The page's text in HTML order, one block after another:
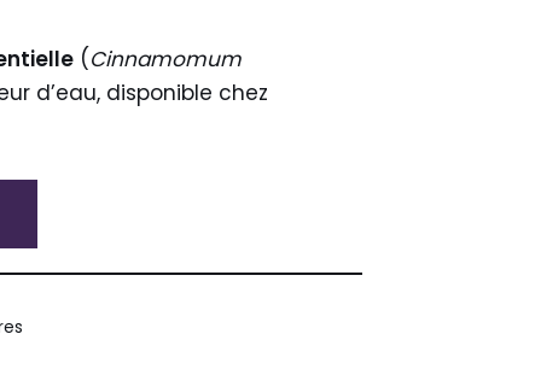
(Cinnamomum
d’eau, disponible chez